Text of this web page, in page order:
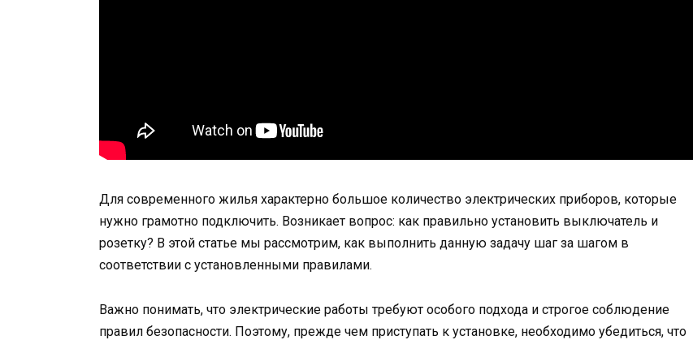
Для современного жилья характерно большое количество электрических приборов, которые
нужно грамотно подключить. Возникает вопрос: как правильно установить выключатель и
розетку? В этой статье мы рассмотрим, как выполнить данную задачу шаг за шагом в
соответствии с установленными правилами.
Важно понимать, что электрические работы требуют особого подхода и строгое соблюдение
правил безопасности. Поэтому, прежде чем приступать к установке, необходимо убедиться, что